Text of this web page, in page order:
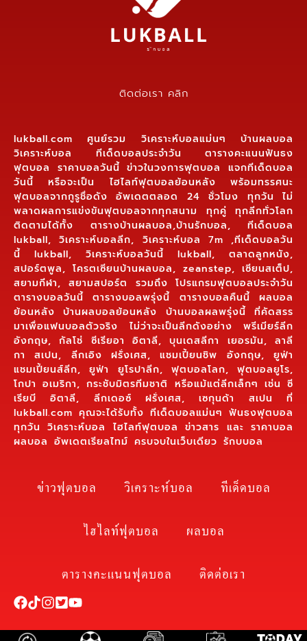
ติดต่อเรา คลิก
lukball.com ศูนย์รวม วิเคราะห์บอลแม่นๆ บ้านผลบอล
วิเคราะห์บอล ทีเด็ดบอลประจำวัน ตารางคะแนนฟันธง
ฟุตบอล ราคาบอลวันนี้ ข่าวในวงการฟุตบอล แจกทีเด็ดบอล
วันนี้ หรือจะเป็น ไฮไลท์ฟุตบอลย้อนหลัง พร้อมทรรศนะ
ฟุตบอลจากกูรูชื่อดัง อัพเดตตลอด 24 ชั่วโมง ทุกวัน ไม่
พลาดผลการแข่งขันฟุตบอลจากทุกสนาม ทุกคู่ ทุกลีกทั่วโลก
ติดตามได้ทั้ง ตารางบ้านผลบอล,บ้านรักบอล, ทีเด็ดบอล
lukball, วิเคราะห์บอลลีก, วิเคราะห์บอล 7m ,ทีเด็ดบอลวัน
นี้ lukball, วิเคราะห์บอลวันนี้ lukball, ตลาดลูกหนัง,
สปอร์ตพูล, โครตเซียนบ้านผลบอล, zeanstep, เซียนสเต็ป,
สยามกีฬา, สยามสปอร์ต รวมถึง โปรแกรมฟุตบอลประจำวัน
ตารางบอลวันนี้ ตารางบอลพรุ่งนี้ ตารางบอลคืนนี้ ผลบอล
ย้อนหลัง บ้านผลบอลย้อนหลัง บ้านบอลผลพรุ่งนี้ ที่คัดสรร
มาเพื่อแฟนบอลตัวจริง ไม่ว่าจะเป็นลีกดังอย่าง พรีเมียร์ลีก
อังกฤษ, กัลโช่ ซีเรียอา อิตาลี, บุนเดสลีกา เยอรมัน, ลาลี
กา สเปน, ลีกเอิง ฝรั่งเศส, แชมเปี้ยนชิพ อังกฤษ, ยูฟ่า
แชมเปี้ยนส์ลีก, ยูฟ่า ยูโรปาลีก, ฟุตบอลโลก, ฟุตบอลยูโร,
โกปา อเมริกา, กระชับมิตรทีมชาติ หรือแม้แต่ลีกเล็กๆ เช่น ซี
เรียบี อิตาลี, ลีกเดอซ์ ฝรั่งเศส, เซกุนด้า สเปน ที่
lukball.com คุณจะได้รับทั้ง ทีเด็ดบอลแม่นๆ ฟันธงฟุตบอล
ทุกวัน วิเคราะห์บอล ไฮไลท์ฟุตบอล ข่าวสาร และ ราคาบอล
ผลบอล อัพเดตเรียลไทม์ ครบจบในเว็บเดียว รักบบอล
ข่าวฟุตบอล วิเคราะห์บอล
ทีเด็ดบอล
ไฮไลท์ฟุตบอล
ผลบอล
ตารางคะแนนฟุตบอล
ติดต่อเรา